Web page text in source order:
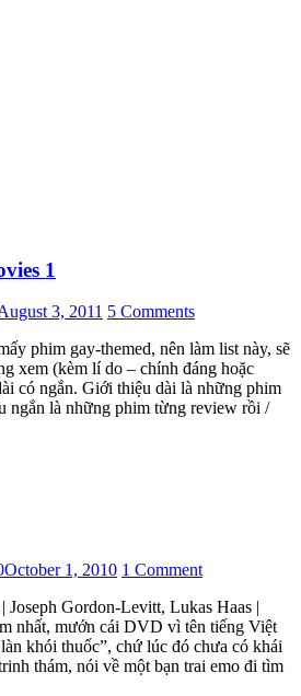
1
3, 2011 5 Comments
phim gay-themed, nên làm list này, sẽ
xem (kèm lí do – chính đáng hoặc
có ngắn. Giới thiệu dài là những phim
ngắn là những phim từng review rồi /
October 1, 2010 1 Comment
Gordon-Levitt, Lukas Haas |
nhất, mướn cái DVD vì tên tiếng Việt
khói thuốc”, chứ lúc đó chưa có khái
thám, nói về một bạn trai emo đi tìm